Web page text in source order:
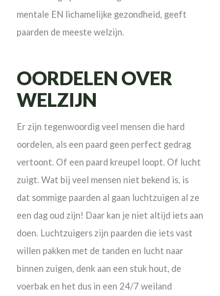
mentale EN lichamelijke gezondheid, geeft
paarden de meeste welzijn.
OORDELEN OVER
WELZIJN
Er zijn tegenwoordig veel mensen die hard
oordelen, als een paard geen perfect gedrag
vertoont. Of een paard kreupel loopt. Of lucht
zuigt. Wat bij veel mensen niet bekend is, is
dat sommige paarden al gaan luchtzuigen al ze
een dag oud zijn! Daar kan je niet altijd iets aan
doen. Luchtzuigers zijn paarden die iets vast
willen pakken met de tanden en lucht naar
binnen zuigen, denk aan een stuk hout, de
voerbak en het dus in een 24/7 weiland